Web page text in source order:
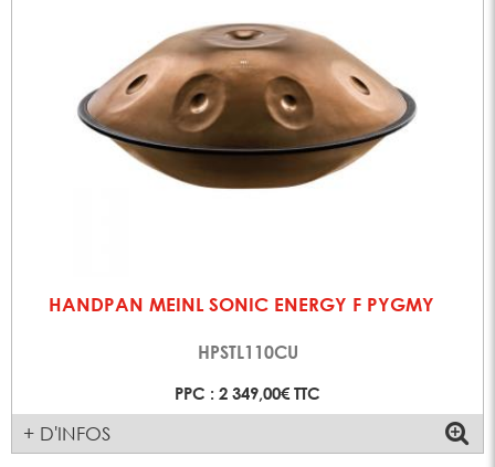
HANDPAN MEINL SONIC ENERGY F PYGMY
HPSTL110CU
PPC : 2 349,00€ TTC
+ D'INFOS